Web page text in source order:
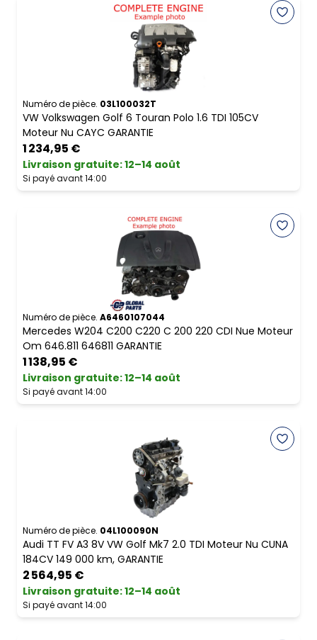
Numéro de pièce. 03L100032T
VW Volkswagen Golf 6 Touran Polo 1.6 TDI 105CV
Moteur Nu CAYC GARANTIE
1 234,95 €
Livraison gratuite:12–14 août
Si payé avant 14:00
Numéro de pièce. A6460107044
Mercedes W204 C200 C220 C 200 220 CDI Nue Moteur
Om 646.811 646811 GARANTIE
1 138,95 €
Livraison gratuite:12–14 août
Si payé avant 14:00
Numéro de pièce. 04L100090N
Audi TT FV A3 8V VW Golf Mk7 2.0 TDI Moteur Nu CUNA
184CV 149 000 km, GARANTIE
2 564,95 €
Livraison gratuite:12–14 août
Si payé avant 14:00